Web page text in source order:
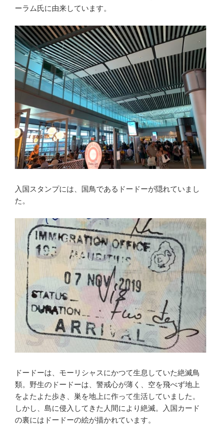
ーラム氏に由来しています。
入国スタンプには、国鳥であるドードーが隠れていまし
た。
ドードーは、モーリシャスにかつて生息していた絶滅鳥
類。野生のドードーは、警戒心が薄く、空を飛べず地上
をよたよた歩き、巣を地上に作って生活していました。
しかし、島に侵入してきた人間により絶滅。入国カード
の裏にはドードーの絵が描かれています。